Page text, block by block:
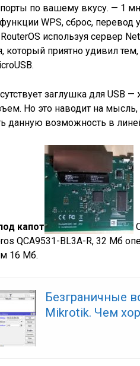
порты по вашему вкусу. — 1
WPS, сброс, перевод
используя сервер
который приятно удивил
заглушка для USB
Но это наводит на
данную возможность в
капот
QCA9531-BL3A-R, 32 Мб
16 Мб.
Безграничные
Mikrotik. Чем